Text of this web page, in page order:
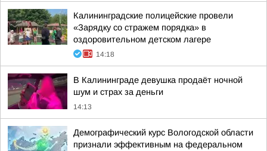
Калининградские полицейские провели
«Зарядку со стражем порядка» в
оздоровительном детском лагере
14:18
В Калининграде девушка продаёт ночной
шум и страх за деньги
14:13
Демографический курс Вологодской области
признали эффективным на федеральном